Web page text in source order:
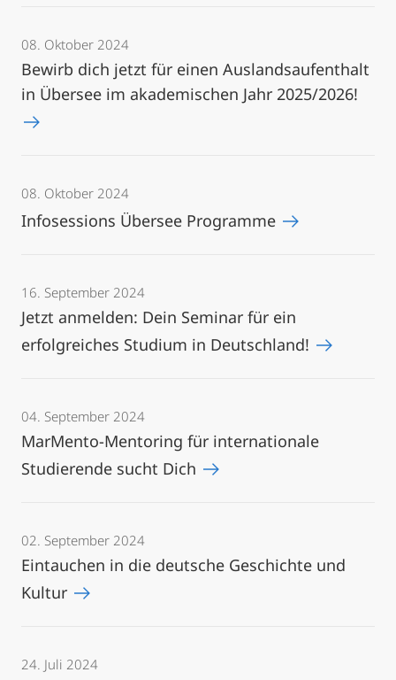
08. Oktober 2024
Bewirb dich jetzt für einen Auslandsaufenthalt
in Übersee im akademischen Jahr 2025/2026!
08. Oktober 2024
Infosessions Übersee Programme
16. September 2024
Jetzt anmelden: Dein Seminar für ein
erfolgreiches Studium in Deutschland!
04. September 2024
MarMento-Mentoring für internationale
Studierende sucht Dich
02. September 2024
Eintauchen in die deutsche Geschichte und
Kultur
24. Juli 2024